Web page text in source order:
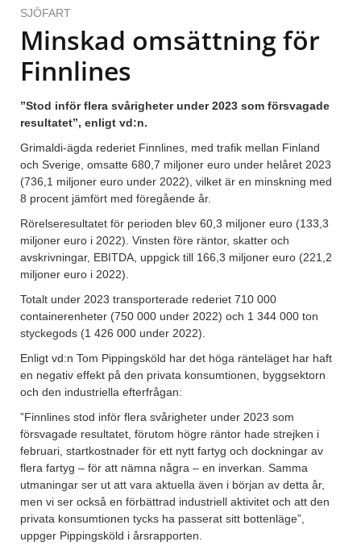
SJÖFART
Minskad omsättning för
Finnlines
”Stod inför flera svårigheter under 2023 som försvagade
resultatet”, enligt vd:n.
Grimaldi-ägda rederiet Finnlines, med trafik mellan Finland
och Sverige, omsatte 680,7 miljoner euro under helåret 2023
(736,1 miljoner euro under 2022), vilket är en minskning med
8 procent jämfört med föregående år.
Rörelseresultatet för perioden blev 60,3 miljoner euro (133,3
miljoner euro i 2022). Vinsten före räntor, skatter och
avskrivningar, EBITDA, uppgick till 166,3 miljoner euro (221,2
miljoner euro i 2022).
Totalt under 2023 transporterade rederiet 710 000
containerenheter (750 000 under 2022) och 1 344 000 ton
styckegods (1 426 000 under 2022).
Enligt vd:n Tom Pippingsköld har det höga ränteläget har haft
en negativ effekt på den privata konsumtionen, byggsektorn
och den industriella efterfrågan:
”Finnlines stod inför flera svårigheter under 2023 som
försvagade resultatet, förutom högre räntor hade strejken i
februari, startkostnader för ett nytt fartyg och dockningar av
flera fartyg – för att nämna några – en inverkan. Samma
utmaningar ser ut att vara aktuella även i början av detta år,
men vi ser också en förbättrad industriell aktivitet och att den
privata konsumtionen tycks ha passerat sitt bottenläge”,
uppger Pippingsköld i årsrapporten.